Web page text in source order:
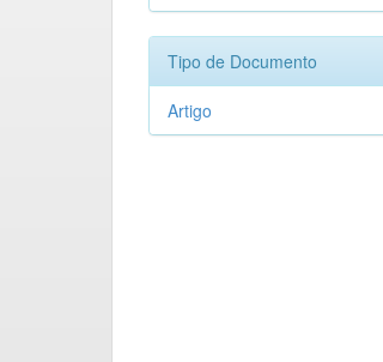
Tipo de Documento
Artigo